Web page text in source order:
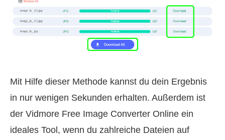
Mit Hilfe dieser Methode kannst du dein Ergebnis
in nur wenigen Sekunden erhalten. Außerdem ist
der Vidmore Free Image Converter Online ein
ideales Tool, wenn du zahlreiche Dateien auf